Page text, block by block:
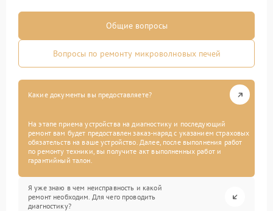
Общие вопросы
Вопросы по ремонту микроволновых печей
Какие документы вы предоставляете?
На этапе приема устройства на диагностику и последующий
ремонт вам будет предоставлен заказ-наряд с указанием страховых
обязательств на ваше устройство. Далее, после выполнения работ
по ремонту техники, вы получите акт выполненных работ и
гарантийный талон.
Я уже знаю в чем неисправность и какой
ремонт необходим. Для чего проводить
диагностику?